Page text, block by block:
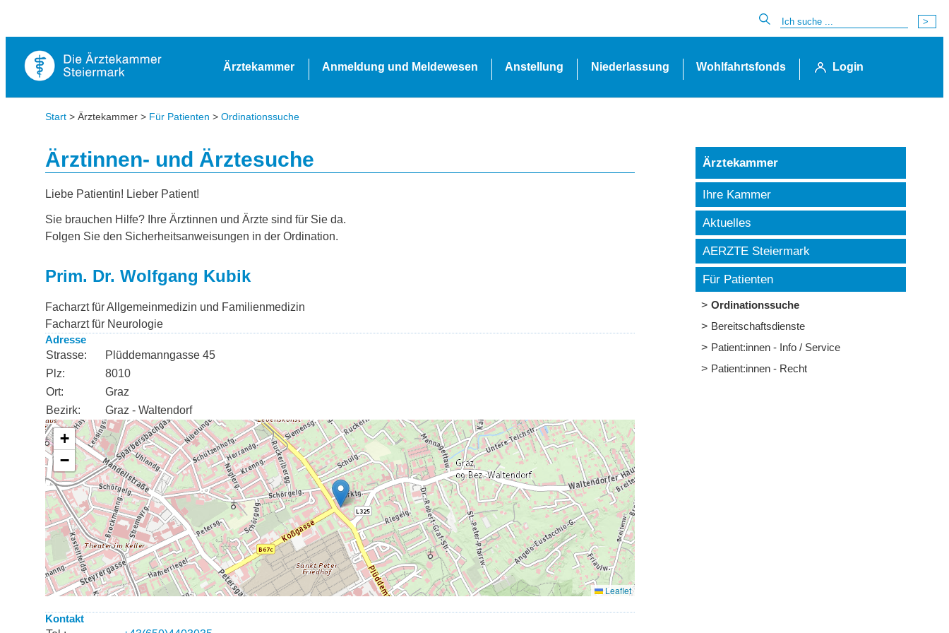
Ärztekammer Anmeldung und Meldewesen Anstellung Niederlassung Wohlfahrtsfonds Login
Start > Ärztekammer > Für Patienten > Ordinationssuche
Ärztinnen- und Ärztesuche
Liebe Patientin! Lieber Patient!
Sie brauchen Hilfe? Ihre Ärztinnen und Ärzte sind für Sie da.
Folgen Sie den Sicherheitsanweisungen in der Ordination.
Prim. Dr. Wolfgang Kubik
Facharzt für Allgemeinmedizin und Familienmedizin
Facharzt für Neurologie
Adresse
Strasse:
Plüddemanngasse 45
Plz:
8010
Ort:
Graz
Bezirk:
Graz - Waltendorf
Kontakt
Ärztekammer
Ihre Kammer
Aktuelles
AERZTE Steiermark
Für Patienten
Ordinationssuche
Bereitschaftsdienste
Patient:innen - Info / Service
Patient:innen - Recht